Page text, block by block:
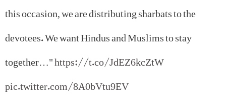
this occasion, we are distributing sharbats to the
devotees. We want Hindus and Muslims to stay
together…"https://t.co/JdEZ6kcZtW
pic.twitter.com/8A0bVtu9EV